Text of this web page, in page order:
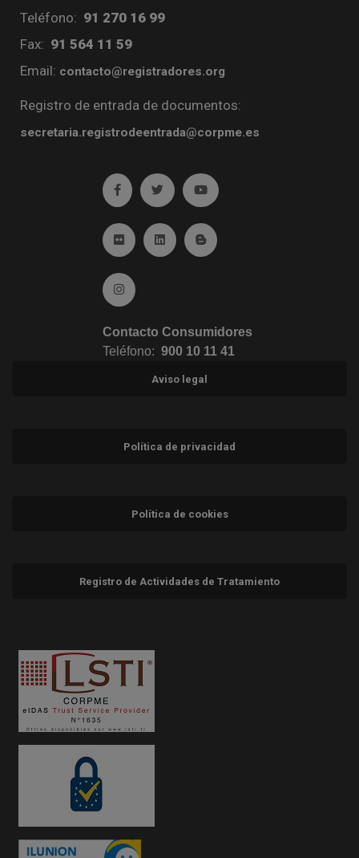
Teléfono: 91 270 16 99
Fax: 91 564 11 59
Email: contacto@registradores.org
Registro de entrada de documentos:
secretaria.registrodeentrada@corpme.es
Ir a facebook (abre en ventana nueva)
Ir a twitter (abre en ventana nueva)
Ir a YouTube (abre en
Ir a Flickr (abre en ventana nueva)
Ir a Linkedin (abre en ventana nueva)
Ir al Blog (abre en ventana
Ir a Instagram (abre en ventana nueva)
Contacto Consumidores
Teléfono: 900 10 11 41
Aviso legal
Política de privacidad
Política de cookies
Registro de Actividades de Tratamiento